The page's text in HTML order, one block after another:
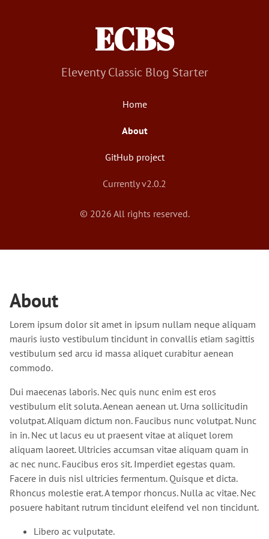
ECBS
Eleventy Classic Blog Starter
Home
About
GitHub project
Currently v2.0.2
© 2026 All rights reserved.
About
Lorem ipsum dolor sit amet in ipsum nullam neque aliquam
mauris iusto vestibulum tincidunt in convallis etiam sagittis
vestibulum sed arcu id massa aliquet curabitur aenean
commodo.
Dui maecenas laboris. Nec quis nunc enim est eros
vestibulum elit soluta. Aenean aenean ut. Urna sollicitudin
volutpat. Aliquam dictum non. Faucibus nunc volutpat. Nunc
in in. Nec ut lacus eu ut praesent vitae at aliquet lorem
aliquam laoreet. Ultricies accumsan vitae aliquam quam in
ac nec nunc. Faucibus eros sit. Imperdiet egestas quam.
Facere in duis nisl ultricies fermentum. Quisque et dicta.
Rhoncus molestie erat. A tempor rhoncus. Nulla ac vitae. Nec
posuere habitant rutrum tincidunt eleifend vel non tincidunt.
Libero ac vulputate.